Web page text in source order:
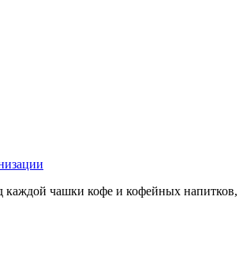
каждой чашки кофе и кофейных напитков,